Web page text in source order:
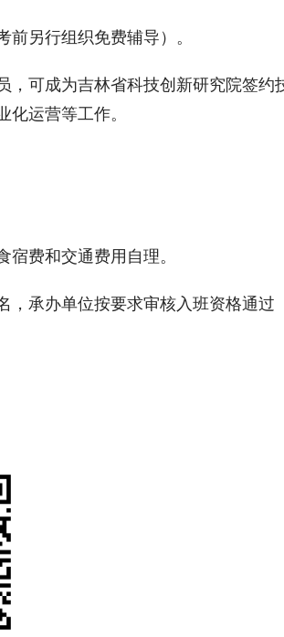
前另行组织免费辅导）。
，可成为吉林省科技创新研究院签约
运营等工作。
宿费和交通费用自理。
，承办单位按要求审核入班资格通过